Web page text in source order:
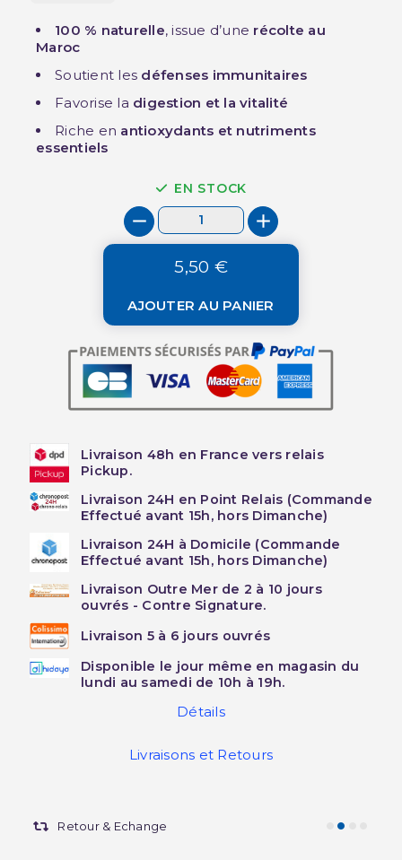
100 % naturelle, issue d’une récolte au
Maroc
Soutient les défenses immunitaires
Favorise la digestion et la vitalité
Riche en antioxydants et nutriments
essentiels
EN STOCK
5,50 €
AJOUTER AU PANIER
Livraison 48h en France vers relais
Pickup.
Livraison 24H en Point Relais (Commande
Effectué avant 15h, hors Dimanche)
Livraison 24H à Domicile (Commande
Effectué avant 15h, hors Dimanche)
Livraison Outre Mer de 2 à 10 jours
ouvrés - Contre Signature.
Livraison 5 à 6 jours ouvrés
Disponible le jour même en magasin du
lundi au samedi de 10h à 19h.
Détails
Livraisons et Retours
Retour & Echange